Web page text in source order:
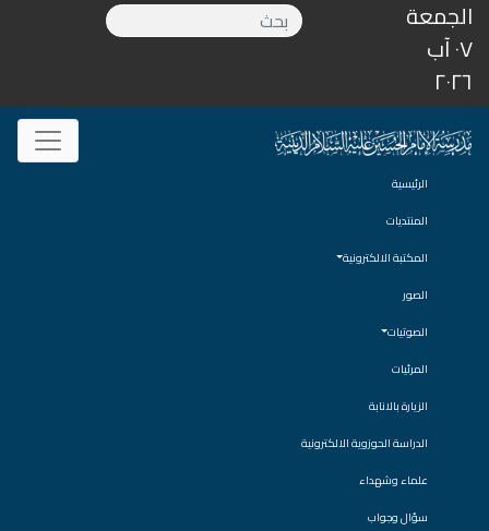
الجمعة
٠٧ آب
٢٠٢٦
الرئيسية
المنتديات
المكتبة الالكترونية
الصور
الصوتيات
المرئيات
الزيارة بالانابة
الدراسة الحوزوية الالكترونية
علماء وشهداء
سؤال وجواب